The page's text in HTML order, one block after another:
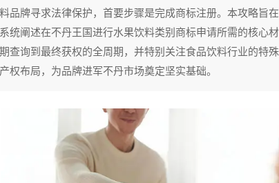
品牌寻求法律保护，首要步骤是完成商标注册。本攻略旨
统阐述在不丹王国进行水果饮料类别商标申请所需的核心
查询到最终获权的全周期，并特别关注食品饮料行业的特
权布局，为品牌进军不丹市场奠定坚实基础。